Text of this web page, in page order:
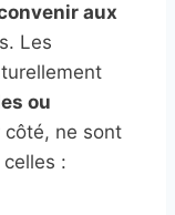
aux
Les
ou
côté, ne sont
: